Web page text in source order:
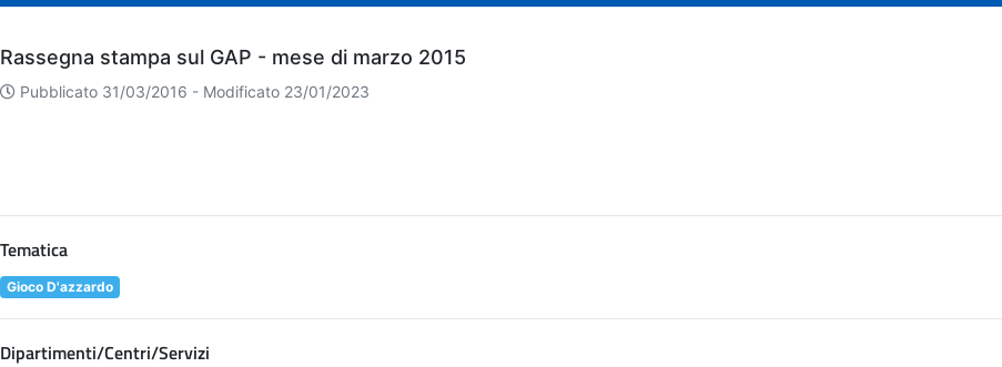
Archivio
Rassegna stampa sul GAP - mese di marzo 2015
Pubblicato 31/03/2016 - Modificato 23/01/2023
Tematica
Gioco D'azzardo
Dipartimenti/Centri/Servizi